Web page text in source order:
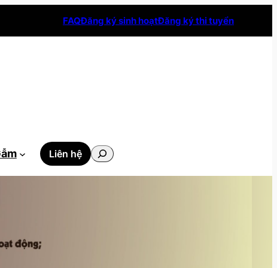
FAQĐăng ký sinh hoạtĐăng ký thi tuyển
Liên hệ
Tìm
kiếm